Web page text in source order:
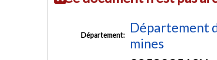
Département:
Département
mines